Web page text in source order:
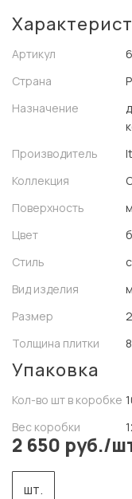
Артикул
Страна
Назначение
Производитель
Коллекция
Поверхность
Цвет
Стиль
Вид изделия
Размер
Толщина плитки
Упаковка
Кол-во шт в коробке
Вес коробки
2 650 руб./
шт.